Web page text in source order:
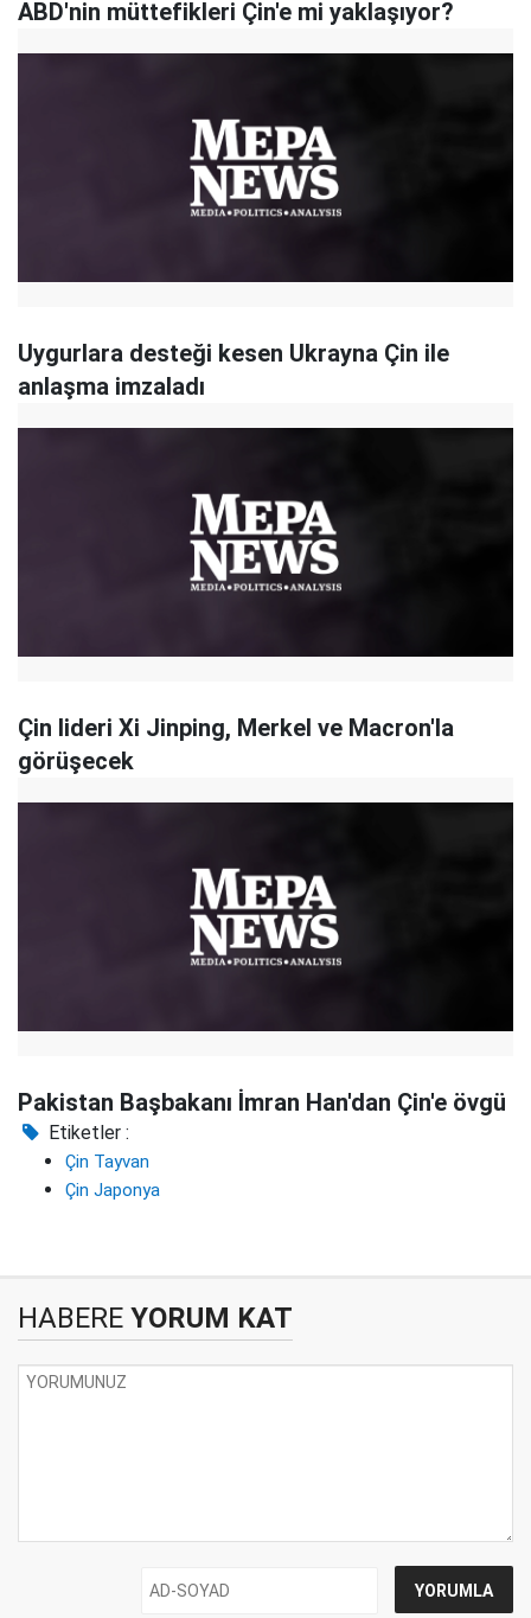
ABD'nin müttefikleri Çin'e mi yaklaşıyor?
Uygurlara desteği kesen Ukrayna Çin ile
anlaşma imzaladı
Çin lideri Xi Jinping, Merkel ve Macron'la
görüşecek
Pakistan Başbakanı İmran Han'dan Çin'e övgü
Etiketler :
Çin Tayvan
Çin Japonya
HABERE YORUM KAT